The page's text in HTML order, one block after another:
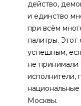
действо,
и единство
при всём
палитры. Этот
успешным,
не принимали
исполнители,
Москвы.